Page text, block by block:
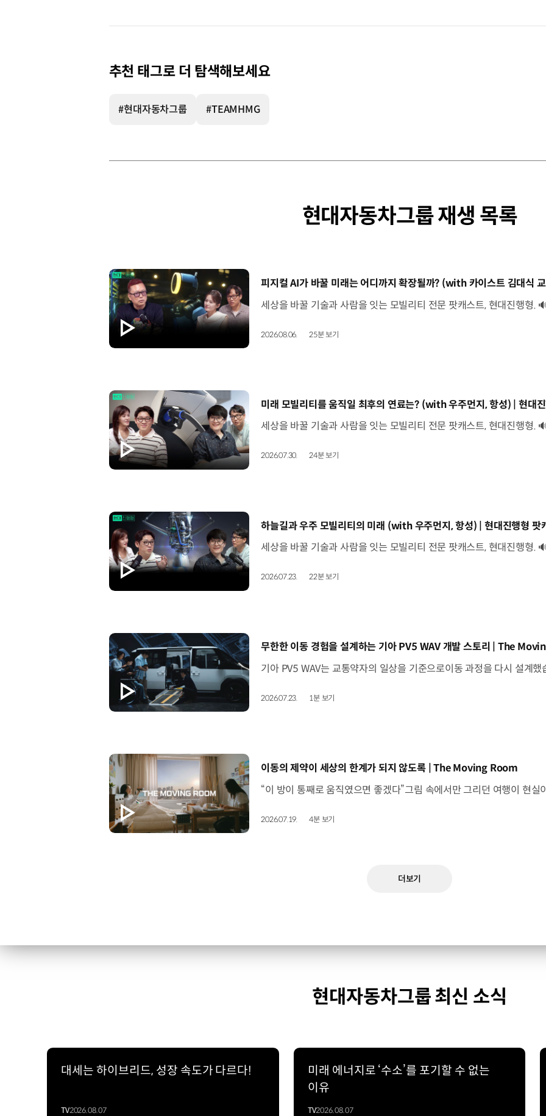
추천 태그로 더 탐색해보세요
#현대자동차그룹 #TEAMHMG
현대자동차그룹 재생 목록
[동영상]
2026.08.06. 25분 보기
[동영상]
미래 모빌리티를 움직일 최후의 연료는? (with 우주먼지, 항성) | 현대
2026.07.30. 24분 보기
[동영상]
하늘길과 우주 모빌리티의 미래 (with 우주먼지, 항성) | 현대진행형 팟
2026.07.23. 22분 보기
[동영상]
무한한 이동 경험을 설계하는 기아 PV5 WAV 개발 스토리 | The
2026.07.23. 1분 보기
[동영상]
이동의 제약이 세상의 한계가 되지 않도록 | The Moving Room
2026.07.19. 4분 보기
더보기
현대자동차그룹 최신 소식
대세는 하이브리드, 성장 속도가 다르다!
TV2026.08.07
미래 에너지로 ‘수소’를 포기할 수 없는
이유
TV2026.08.07